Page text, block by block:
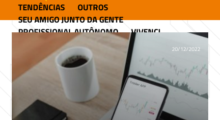
TENDÊNCIAS
OUTROS
SEU AMIGO JUNTO DA GENTE
PROFISSIONAL AUTÔNOMO
VIVENCI
20/12/2022